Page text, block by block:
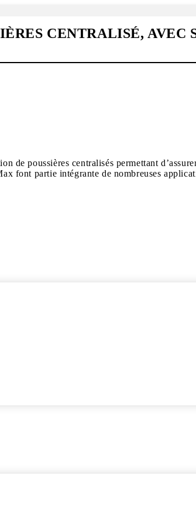
CENTRALISÉ,
de poussières centralisés permettant
font partie intégrante de nombreuses